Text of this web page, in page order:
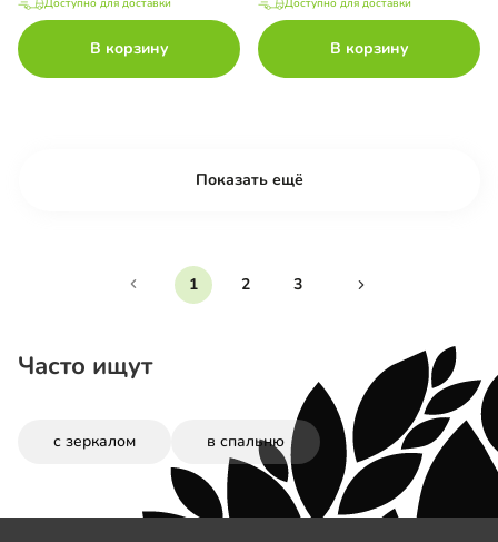
В корзину В корзину
Показать ещё
1 2 3
Часто ищут
с зеркалом в спальню